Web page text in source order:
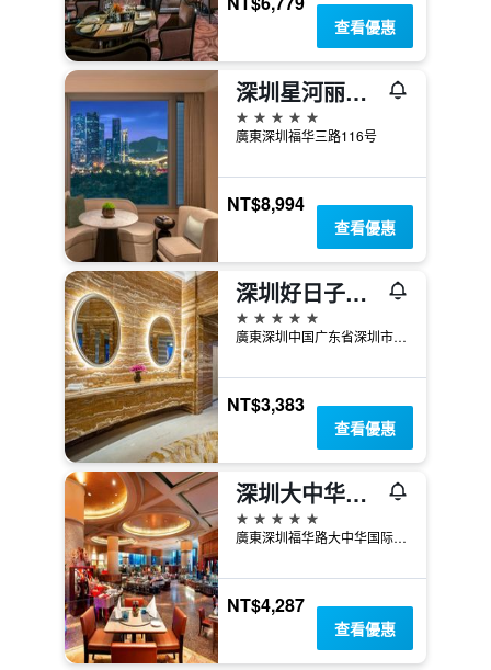
查看優惠
深圳星河丽思卡尔顿酒店
5星級
廣東深圳福华三路116号
NT$8,994
查看優惠
深圳好日子皇冠假日酒店
5星級
廣東深圳中国广东省深圳市福田中心区福华一路28号
NT$3,383
查看優惠
深圳大中华喜来登酒店
5星級
廣東深圳福华路大中华国际交易广场
NT$4,287
查看優惠